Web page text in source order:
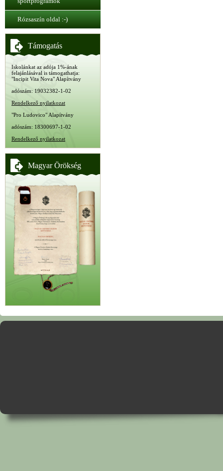
Rózsaszín oldal :-)
Támogatás
Iskolánkat az adója 1%-ának
felajánlásával is támogathatja:
"Incipit Vita Nova" Alapítvány
adószám: 19032382-1-02
Rendelkező nyilatkozat
"Pro Ludovico" Alapítvány
adószám: 18300697-1-02
Rendelkező nyilatkozat
Magyar Örökség